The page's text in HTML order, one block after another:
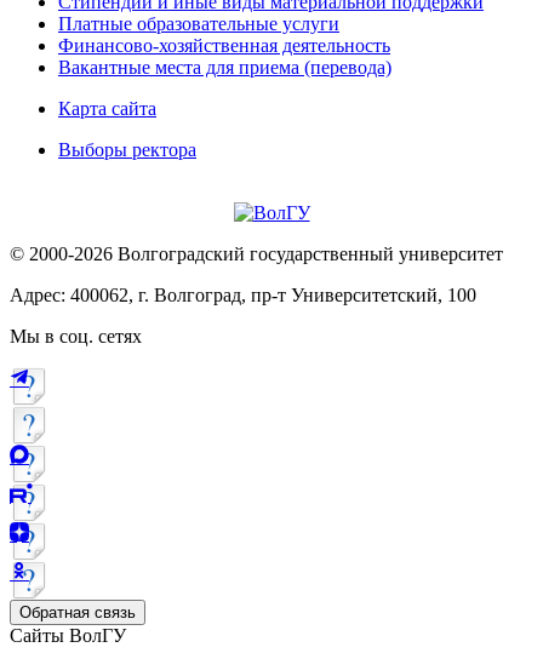
Платные образовательные услуги
Финансово-хозяйственная деятельность
Вакантные места для приема (перевода)
Карта сайта
Выборы ректора
© 2000-2026 Волгоградский государственный университет
Адрес: 400062, г. Волгоград, пр-т Университетский, 100
Мы в соц. сетях
Обратная связь
Сайты ВолГУ